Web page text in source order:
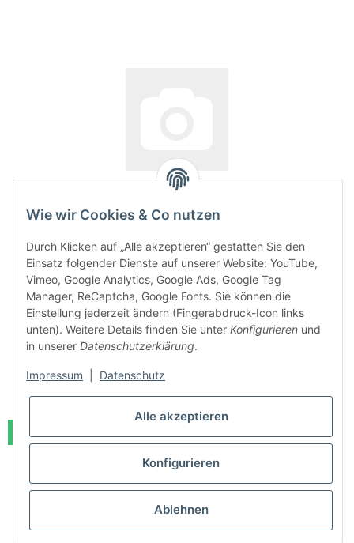
allaway Obere Abdeckung für L25
Sofort bestellbar
40,99 €
Auf Lager
Wie wir Cookies & Co nutzen
Durch Klicken auf „Alle akzeptieren“ gestatten Sie den
Einsatz folgender Dienste auf unserer Website: YouTube,
Vimeo, Google Analytics, Google Ads, Google Tag
Manager, ReCaptcha, Google Fonts. Sie können die
Einstellung jederzeit ändern (Fingerabdruck-Icon links
unten). Weitere Details finden Sie unter Konfigurieren und
in unserer Datenschutzerklärung.
Impressum Datenschutz
Alle akzeptieren
Konfigurieren
Ablehnen